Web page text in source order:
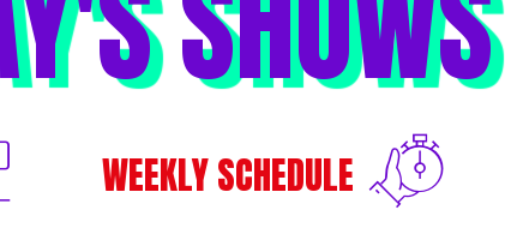
WEEKLY SCHEDULE